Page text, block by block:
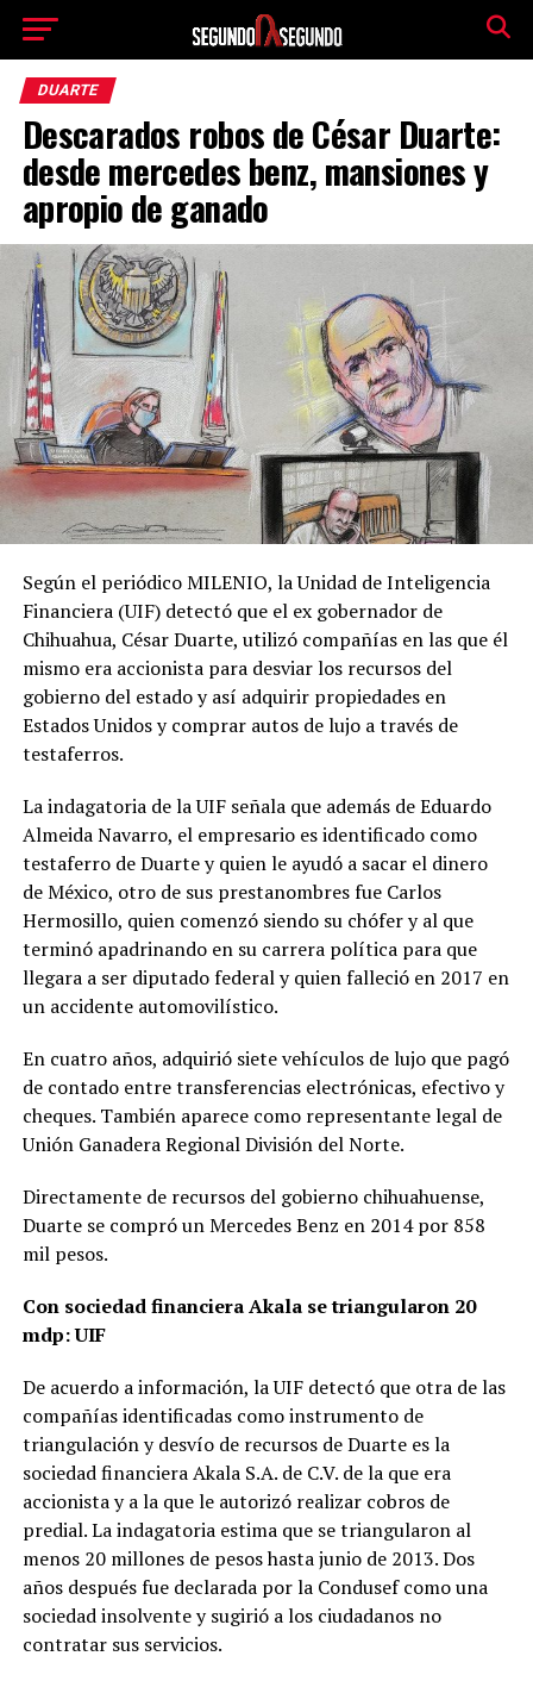
DUARTE
Descarados robos de César Duarte:
desde mercedes benz, mansiones y
apropio de ganado
Según el periódico MILENIO, la Unidad de Inteligencia
Financiera (UIF) detectó que el ex gobernador de
Chihuahua, César Duarte, utilizó compañías en las que él
mismo era accionista para desviar los recursos del
gobierno del estado y así adquirir propiedades en
Estados Unidos y comprar autos de lujo a través de
testaferros.
La indagatoria de la UIF señala que además de Eduardo
Almeida Navarro, el empresario es identificado como
testaferro de Duarte y quien le ayudó a sacar el dinero
de México, otro de sus prestanombres fue Carlos
Hermosillo, quien comenzó siendo su chófer y al que
terminó apadrinando en su carrera política para que
llegara a ser diputado federal y quien falleció en 2017 en
un accidente automovilístico.
En cuatro años, adquirió siete vehículos de lujo que pagó
de contado entre transferencias electrónicas, efectivo y
cheques. También aparece como representante legal de
Unión Ganadera Regional División del Norte.
Directamente de recursos del gobierno chihuahuense,
Duarte se compró un Mercedes Benz en 2014 por 858
mil pesos.
Con sociedad financiera Akala se triangularon 20
mdp: UIF
De acuerdo a información, la UIF detectó que otra de las
compañías identificadas como instrumento de
triangulación y desvío de recursos de Duarte es la
sociedad financiera Akala S.A. de C.V. de la que era
accionista y a la que le autorizó realizar cobros de
predial. La indagatoria estima que se triangularon al
menos 20 millones de pesos hasta junio de 2013. Dos
años después fue declarada por la Condusef como una
sociedad insolvente y sugirió a los ciudadanos no
contratar sus servicios.